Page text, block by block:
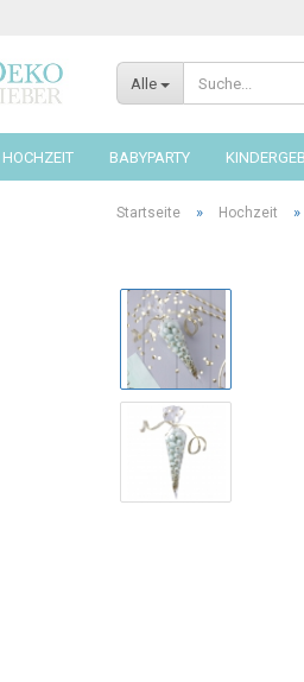
Alle
HOCHZEIT BABYPARTY
Startseite » Hochzeit »